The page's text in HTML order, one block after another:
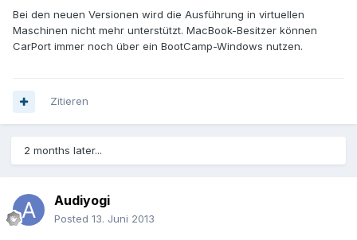
Bei den neuen Versionen wird die Ausführung in virtuellen
Maschinen nicht mehr unterstützt. MacBook-Besitzer können
CarPort immer noch über ein BootCamp-Windows nutzen.
Zitieren
2 months later...
Audiyogi
Posted 13. Juni 2013